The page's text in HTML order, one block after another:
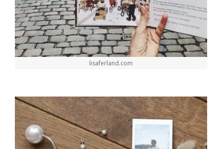
lisaferland.com